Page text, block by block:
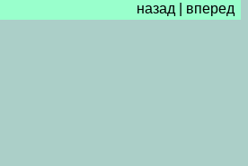
назад вперед